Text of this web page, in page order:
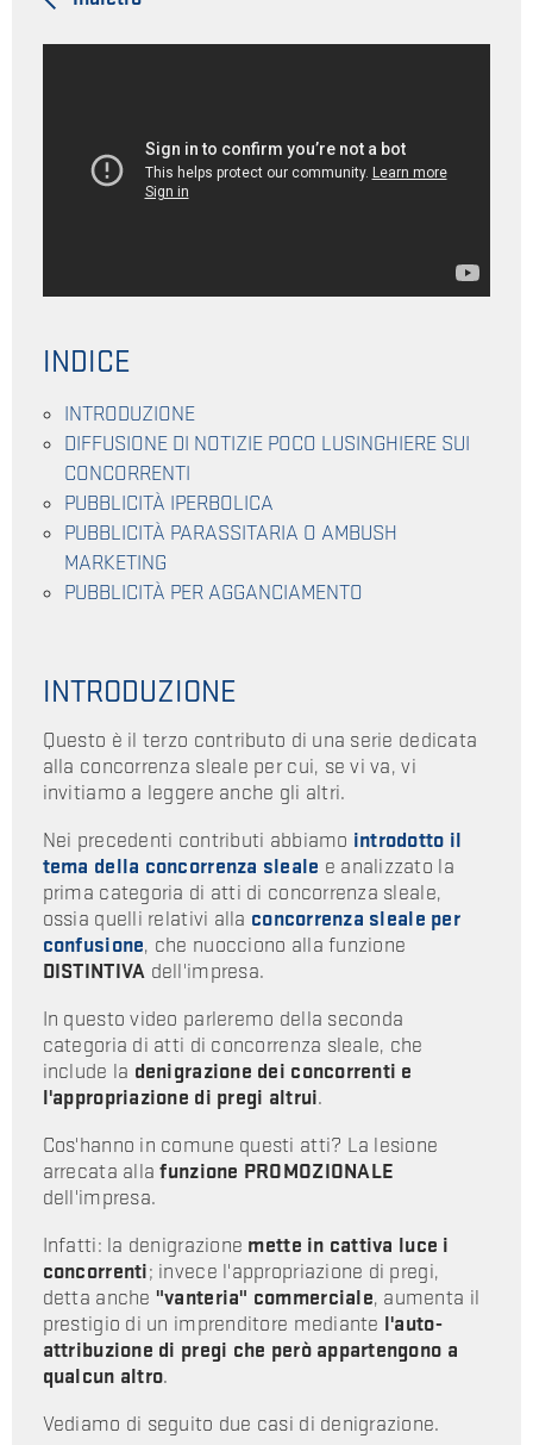
INDICE
INTRODUZIONE
DIFFUSIONE DI NOTIZIE POCO LUSINGHIERE SUI
CONCORRENTI
PUBBLICITÀ IPERBOLICA
PUBBLICITÀ PARASSITARIA O AMBUSH
MARKETING
PUBBLICITÀ PER AGGANCIAMENTO
INTRODUZIONE
Questo è il terzo contributo di una serie dedicata
alla concorrenza sleale per cui, se vi va, vi
invitiamo a leggere anche gli altri.
Nei precedenti contributi abbiamo introdotto il
tema della concorrenza sleale e analizzato la
prima categoria di atti di concorrenza sleale,
ossia quelli relativi alla concorrenza sleale per
confusione, che nuocciono alla funzione
DISTINTIVA dell'impresa.
In questo video parleremo della seconda
categoria di atti di concorrenza sleale, che
include la denigrazione dei concorrenti e
l'appropriazione di pregi altrui.
Cos'hanno in comune questi atti? La lesione
arrecata alla funzione PROMOZIONALE
dell'impresa.
Infatti: la denigrazione mette in cattiva luce i
concorrenti; invece l'appropriazione di pregi,
detta anche "vanteria" commerciale, aumenta il
prestigio di un imprenditore mediante l'auto-
attribuzione di pregi che però appartengono a
qualcun altro.
Vediamo di seguito due casi di denigrazione.